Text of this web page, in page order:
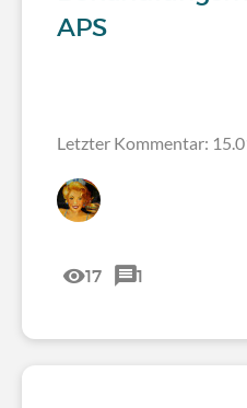
APS
Letzter Kommentar:
17 1